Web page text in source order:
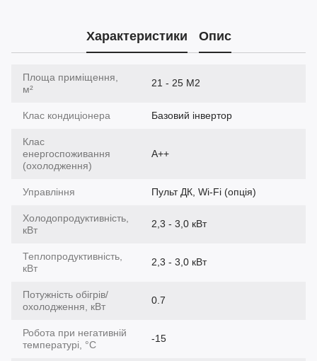
Характеристики Опис
Площа приміщення,
м²
21 - 25 М2
Клас кондиціонера Базовий інвертор
Клас
енергоспоживання
(охолодження)
A++
Управління Пульт ДК, Wi-Fi (опція)
Холодопродуктивність,
кВт
2,3 - 3,0 кВт
Теплопродуктивність,
кВт
2,3 - 3,0 кВт
Потужність обігрів/
охолодження, кВт
0.7
Робота при негативній
температурі, °C
-15